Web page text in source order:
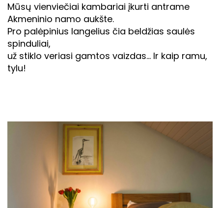
Mūsų vienviečiai kambariai įkurti antrame
Akmeninio namo aukšte.
Pro palėpinius langelius čia beldžias saulės
spinduliai,
už stiklo veriasi gamtos vaizdas… Ir kaip ramu,
tylu!